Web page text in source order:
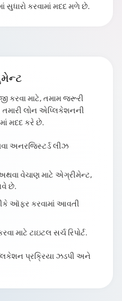
કરવામાં મદદ મળે છે.
કરવા માટે, તમામ જરૂરી
લોન એપ્લિકેશનની
મદદ કરે છે.
અનરજિસ્ટર્ડ લીઝ
વેચાણ માટે એગ્રીમેન્ટ,
છે.
ઑફર કરવામાં આવતી
માટે ટાઇટલ સર્ચ રિપોર્ટ.
પ્રક્રિયા ઝડપી અને